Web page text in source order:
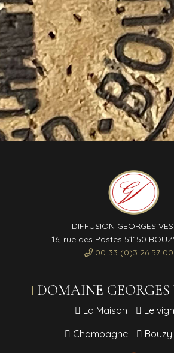
DIFFUSION GEORGES
16, rue des Postes 51150
00 33 (0)3 26 57 00
DOMAINE GEORGES
La Maison
Le
Champagne